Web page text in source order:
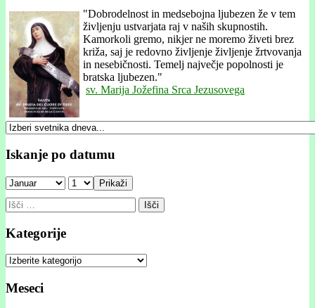
"Dobrodelnost in medsebojna ljubezen že v tem
življenju ustvarjata raj v naših skupnostih.
Kamorkoli gremo, nikjer ne moremo živeti brez
križa, saj je redovno življenje življenje žrtvovanja
in nesebičnosti. Temelj največje popolnosti je
bratska ljubezen."
sv. Marija Jožefina Srca Jezusovega
Iskanje po datumu
Prikaži
Išči:
Kategorije
Kategorije
Meseci